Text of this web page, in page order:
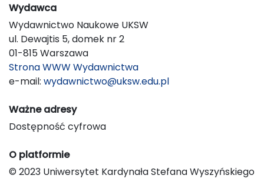
Wydawca
Wydawnictwo Naukowe UKSW
ul. Dewajtis 5, domek nr 2
01-815 Warszawa
Strona WWW Wydawnictwa
e-mail: wydawnictwo@uksw.edu.pl
Ważne adresy
Dostępność cyfrowa
O platformie
© 2023 Uniwersytet Kardynała Stefana Wyszyńskiego